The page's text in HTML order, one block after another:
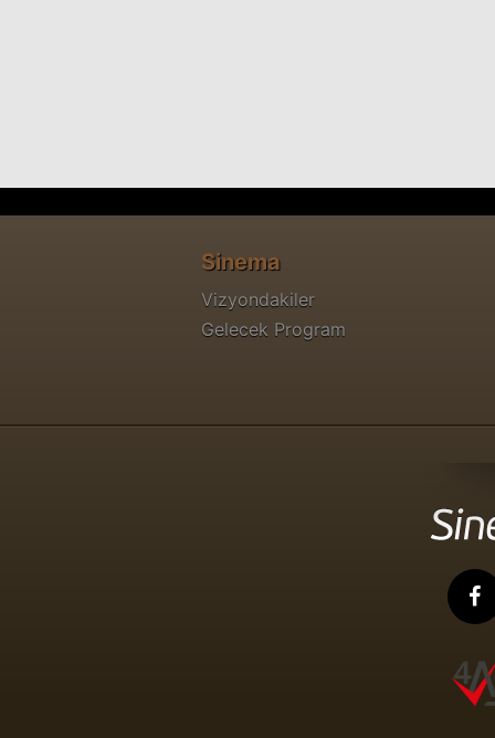
Sinema
Vizyondakiler
Gelecek Program